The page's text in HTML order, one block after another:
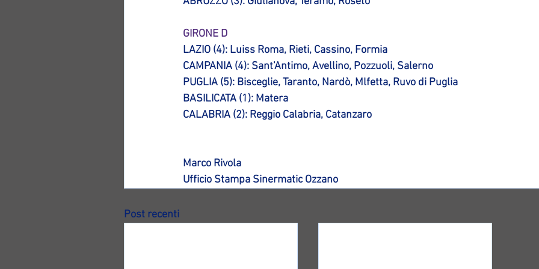
GIRONE D
LAZIO (4): Luiss Roma, Rieti, Cassino, Formia
CAMPANIA (4): Sant’Antimo, Avellino, Pozzuoli, Salerno
PUGLIA (5): Bisceglie, Taranto, Nardò, Mlfetta, Ruvo di Puglia
BASILICATA (1): Matera
CALABRIA (2): Reggio Calabria, Catanzaro
Marco Rivola
Ufficio Stampa Sinermatic Ozzano
Post recenti